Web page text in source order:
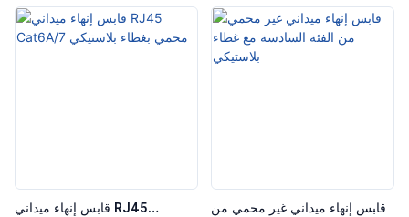
قابس إنهاء ميداني RJ45
قابس إنهاء ميداني غير محمي من